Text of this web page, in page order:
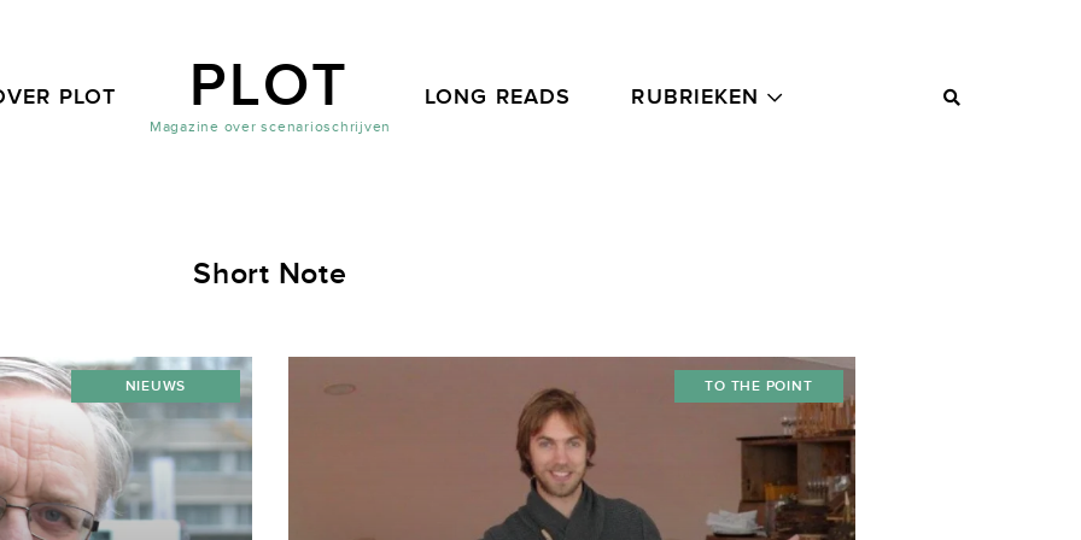
PLOT
Magazine over scenarioschrijven
PLOT LONG READS RUBRIEKEN
Short Note
NIEUWS TO THE POINT